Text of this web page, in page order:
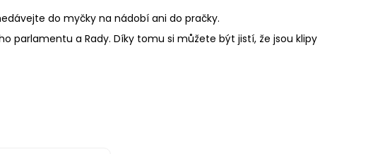
do myčky na nádobí ani do pračky.
parlamentu a Rady. Díky tomu si můžete být jistí, že jsou klipy